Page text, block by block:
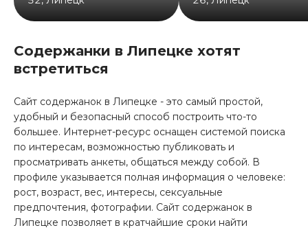
Содержанки в Липецке хотят
встретиться
Сайт содержанок в Липецке - это самый простой,
удобный и безопасный способ построить что-то
большее. Интернет-ресурс оснащен системой поиска
по интересам, возможностью публиковать и
просматривать анкеты, общаться между собой. В
профиле указывается полная информация о человеке:
рост, возраст, вес, интересы, сексуальные
предпочтения, фотографии. Сайт содержанок в
Липецке позволяет в кратчайшие сроки найти